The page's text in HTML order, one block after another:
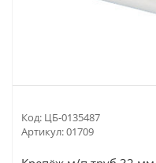
Код: ЦБ-0135487
Артикул:01709